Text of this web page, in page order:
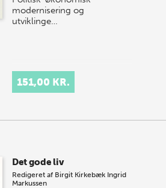
modernisering og
utviklinge…
151,00 KR.
Det gode liv
Redigeret af Birgit Kirkebæk Ingrid
Markussen